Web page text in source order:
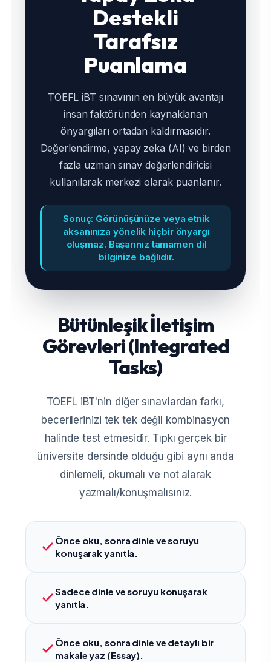
Destekli
Tarafsız
Puanlama
TOEFL iBT sınavının en büyük avantajı
insan faktöründen kaynaklanan
önyargıları ortadan kaldırmasıdır.
Değerlendirme, yapay zeka (AI) ve birden
fazla uzman sınav değerlendiricisi
kullanılarak merkezi olarak puanlanır.
Sonuç: Görünüşünüze veya etnik
aksanınıza yönelik hiçbir önyargı
oluşmaz. Başarınız tamamen dil
bilginize bağlıdır.
Bütünleşik İletişim
Görevleri (Integrated
Tasks)
TOEFL iBT'nin diğer sınavlardan farkı,
becerilerinizi tek tek değil kombinasyon
halinde test etmesidir. Tıpkı gerçek bir
üniversite dersinde olduğu gibi aynı anda
dinlemeli, okumalı ve not alarak
yazmalı/konuşmalısınız.
Önce oku, sonra dinle ve soruyu
konuşarak yanıtla.
Sadece dinle ve soruyu konuşarak
yanıtla.
Önce oku, sonra dinle ve detaylı bir
makale yaz (Essay).